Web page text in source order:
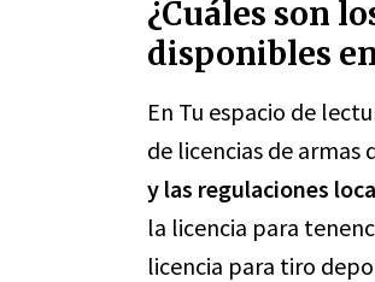
¿Cuáles son
disponibles
En Tu espacio de
de licencias de armas
y las regulaciones
la licencia para
licencia para tiro